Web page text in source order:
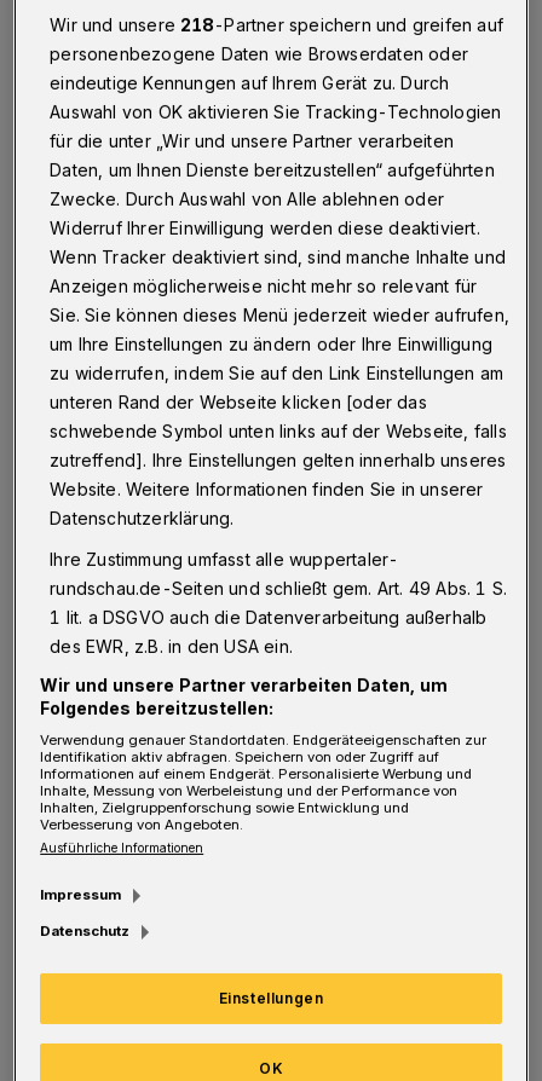
großen Liebe“
Eine Minute Lesezeit
E igentlich schätze ich Herrn Seitz wegen
seiner politischen Kommentare und auch
Theaterkritiken. Seine Auslassungen zur
Premiere von „Bilder deiner großen Liebe“
sind nicht nachzuvollziehen.
Neben der gelungenen Inszenierung kann auch
das Bühnenbild überzeugen. Ein Zwei-
Personen-Stück mit über pausenlosen 80
Minuten kann nur überzeugen, wenn die
Darsteller das Stück tragen. Schon der erste
Auftritt von Lena Vogt, von draußen
kommend, ließ aufhorchen. Schauspielkunst
zeichnet sich dadurch aus, auch ohne
Knalleffekte zu überzeugen. Lena Vogt gelang
dies mit einem gewissen Charme von Anfang
bis Ende des Stückes. Es gelang ihr mit der
„Reise“ mitzunehmen.
Auch Alexander Peiler kann trotz wenigem
Wir und unsere 218-Partner speichern und greifen auf
personenbezogene Daten wie Browserdaten oder
eindeutige Kennungen auf Ihrem Gerät zu. Durch
Auswahl von OK aktivieren Sie Tracking-Technologien
für die unter „Wir und unsere Partner verarbeiten
Daten, um Ihnen Dienste bereitzustellen“ aufgeführten
Zwecke. Durch Auswahl von Alle ablehnen oder
Widerruf Ihrer Einwilligung werden diese deaktiviert.
Wenn Tracker deaktiviert sind, sind manche Inhalte und
Anzeigen möglicherweise nicht mehr so relevant für
Sie. Sie können dieses Menü jederzeit wieder aufrufen,
um Ihre Einstellungen zu ändern oder Ihre Einwilligung
zu widerrufen, indem Sie auf den Link Einstellungen am
unteren Rand der Webseite klicken [oder das
schwebende Symbol unten links auf der Webseite, falls
zutreffend]. Ihre Einstellungen gelten innerhalb unseres
Website. Weitere Informationen finden Sie in unserer
Datenschutzerklärung.
Ihre Zustimmung umfasst alle wuppertaler-
rundschau.de-Seiten und schließt gem. Art. 49 Abs. 1 S.
1 lit. a DSGVO auch die Datenverarbeitung außerhalb
des EWR, z.B. in den USA ein.
Wir und unsere Partner verarbeiten Daten, um
Folgendes bereitzustellen:
Verwendung genauer Standortdaten. Endgeräteeigenschaften zur
Identifikation aktiv abfragen. Speichern von oder Zugriff auf
Informationen auf einem Endgerät. Personalisierte Werbung und
Inhalte, Messung von Werbeleistung und der Performance von
Inhalten, Zielgruppenforschung sowie Entwicklung und
Verbesserung von Angeboten.
Ausführliche Informationen
Impressum
Datenschutz
Einstellungen
OK